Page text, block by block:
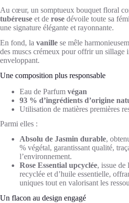
Au cœur, un somptueux bouquet floral
tubéreuse et de rose dévoile toute sa
une signature élégante et rayonnante.
En fond, la vanille se mêle
des muscs crémeux pour offrir un sillage
enveloppant.
Une composition plus responsable
Eau de Parfum végan
93 % d’ingrédients d’origine
Utilisation de matières premières
Parmi elles :
Absolu de Jasmin durable,
% végétal, garantissant qualité,
l’environnement.
Rose Essential upcyclée, issue de
recyclée et d’huile essentielle,
uniques tout en valorisant les
Un flacon au design engagé